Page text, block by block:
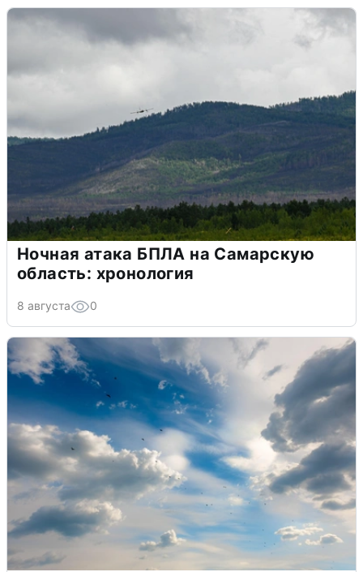
Ночная атака БПЛА на Самарскую
область: хронология
8 августа 0